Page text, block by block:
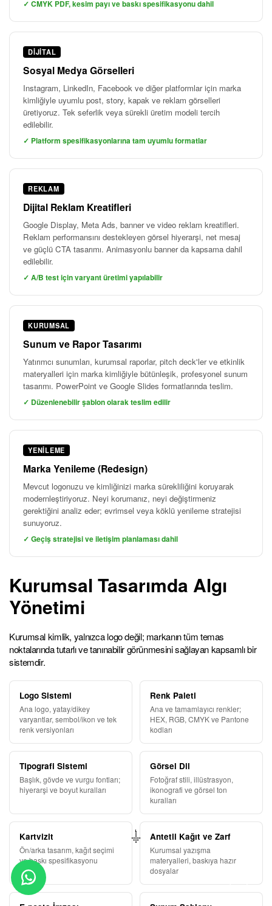
✓ CMYK PDF, kesim payı ve baskı spesifikasyonu dahil
DIJITAL
Sosyal Medya Görselleri
Instagram, LinkedIn, Facebook ve diğer platformlar için marka
kimliğiyle uyumlu post, story, kapak ve reklam görselleri
üretiyoruz. Tek seferlik veya sürekli üretim modeli tercih
edilebilir.
✓ Platform spesifikasyonlarına tam uyumlu formatlar
REKLAM
Dijital Reklam Kreatifleri
Google Display, Meta Ads, banner ve video reklam kreatifleri.
Reklam performansını destekleyen görsel hiyerarşi, net mesaj
ve güçlü CTA tasarımı. Animasyonlu banner da kapsama dahil
edilebilir.
✓ A/B test için varyant üretimi yapılabilir
KURUMSAL
Sunum ve Rapor Tasarımı
Yatırımcı sunumları, kurumsal raporlar, pitch deck'ler ve etkinlik
materyalleri için marka kimliğiyle bütünleşik, profesyonel sunum
tasarımı. PowerPoint ve Google Slides formatlarında teslim.
✓ Düzenlenebilir şablon olarak teslim edilir
YENILEME
Marka Yenileme (Redesign)
Mevcut logonuzu ve kimliğinizi marka sürekliliğini koruyarak
modernleştiriyoruz. Neyi korumanız, neyi değiştirmeniz
gerektiğini analiz eder; evrimsel veya köklü yenileme stratejisi
sunuyoruz.
✓ Geçiş stratejisi ve iletişim planlaması dahil
Kurumsal Tasarımda Algı
Yönetimi
Kurumsal kimlik, yalnızca logo değil; markanın tüm temas
noktalarında tutarlı ve tanınabilir görünmesini sağlayan kapsamlı bir
sistemdir.
Logo Sistemi
Ana logo, yatay/dikey
varyantlar, sembol/ikon ve tek
renk versiyonları
Renk Paleti
Ana ve tamamlayıcı renkler;
HEX, RGB, CMYK ve Pantone
kodları
Tipografi Sistemi
Başlık, gövde ve vurgu fontları;
hiyerarşi ve boyut kuralları
Görsel Dil
Fotoğraf stili, illüstrasyon,
ikonografi ve görsel ton
kuralları
Kartvizit
Ön/arka tasarım, kağıt seçimi
ve baskı spesifikasyonu
Antetli Kağıt ve Zarf
Kurumsal yazışma
materyalleri, baskıya hazır
dosyalar